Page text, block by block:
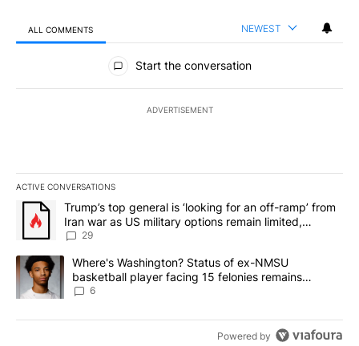
ALL COMMENTS NEWEST
All Comments
Start the conversation
ADVERTISEMENT
ACTIVE CONVERSATIONS
The following is a list of the most commented articles in the last
A trending article titled "Trump’s top general is ‘looking for an
Trump’s top general is ‘looking for an off-ramp’ from
Iran war as US military options remain limited,
sources say
29
A trending article titled "Where's Washington? Status of ex-
Where's Washington? Status of ex-NMSU
basketball player facing 15 felonies remains
unknown
6
Powered by